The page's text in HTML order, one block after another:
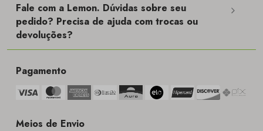
Fale com a Lemon. Dúvidas sobre seu
pedido? Precisa de ajuda com trocas ou
devoluções?
Pagamento
Meios de Envio